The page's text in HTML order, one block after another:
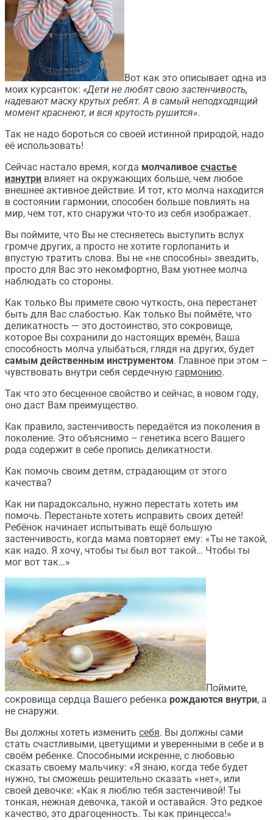
Вот как это описывает одна из
моих курсанток: «Дети не любят свою застенчивость,
надевают маску крутых ребят. А в самый неподходящий
момент краснеют, и вся крутость рушится».
Так не надо бороться со своей истинной природой, надо
её использовать!
Сейчас настало время, когда молчаливое счастье
изнутри влияет на окружающих больше, чем любое
внешнее активное действие. И тот, кто молча находится
в состоянии гармонии, способен больше повлиять на
мир, чем тот, кто снаружи что-то из себя изображает.
Вы поймите, что Вы не стесняетесь выступить вслух
громче других, а просто не хотите горлопанить и
впустую тратить слова. Вы не «не способны» звездить,
просто для Вас это некомфортно, Вам уютнее молча
наблюдать со стороны.
Как только Вы примете свою чуткость, она перестанет
быть для Вас слабостью. Как только Вы поймёте, что
деликатность — это достоинство, это сокровище,
которое Вы сохранили до настоящих времён, Ваша
способность молча улыбаться, глядя на других, будет
самым действенным инструментом. Главное при этом –
чувствовать внутри себя сердечную гармонию.
Так что это бесценное свойство и сейчас, в новом году,
оно даст Вам преимущество.
Как правило, застенчивость передаётся из поколения в
поколение. Это объяснимо – генетика всего Вашего
рода содержит в себе пропись деликатности.
Как помочь своим детям, страдающим от этого
качества?
Как ни парадоксально, нужно перестать хотеть им
помочь. Перестаньте хотеть исправить своих детей!
Ребёнок начинает испытывать ещё большую
застенчивость, когда мама повторяет ему: «Ты не такой,
как надо. Я хочу, чтобы ты был вот такой… Чтобы ты
мог вот так…»
Поймите,
сокровища сердца Вашего ребенка рождаются внутри, а
не снаружи.
Вы должны хотеть изменить себя. Вы должны сами
стать счастливыми, цветущими и уверенными в себе и в
своём ребенке. Способными искренне, с любовью
сказать своему мальчику: «Я знаю, когда тебе будет
нужно, ты сможешь решительно сказать «нет», или
своей девочке: «Как я люблю тебя застенчивой! Ты
тонкая, нежная девочка, такой и оставайся. Это редкое
качество, это драгоценность. Ты как принцесса!»